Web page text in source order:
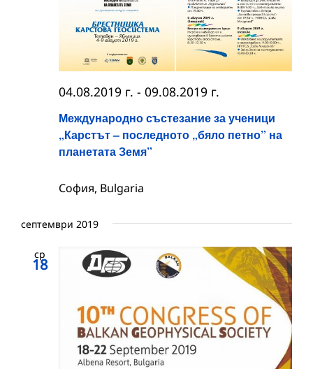
Международно състезание за ученици
„Карстът – последното „бяло петно” на
планетата Земя”
04.08.2019 г. - 09.08.2019 г.
София, Bulgaria
септември 2019
ср
18